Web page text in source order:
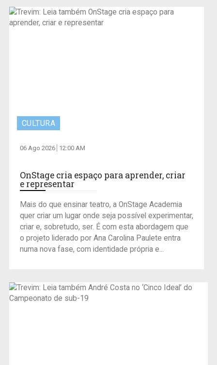
CULTURA
06 Ago 2026 12:00 AM
OnStage cria espaço para aprender, criar
e representar
Mais do que ensinar teatro, a OnStage Academia
quer criar um lugar onde seja possível experimentar,
criar e, sobretudo, ser. É com esta abordagem que
o projeto liderado por Ana Carolina Paulete entra
numa nova fase, com identidade própria e...